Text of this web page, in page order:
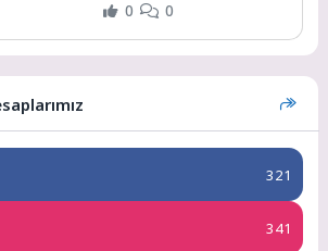
0 0
321
341